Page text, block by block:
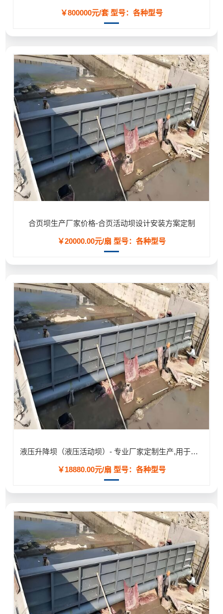
￥800000元/套型号：各种型号
合页坝生产厂家价格-合页活动坝设计安装方案定制
￥20000.00元/扇 型号：各种型号
液压升降坝（液压活动坝）- 专业厂家定制生产,用于河道/防汛工程
￥18880.00元/扇 型号：各种型号